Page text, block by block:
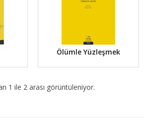
Ölümle Yüzleşmek
1 ile 2 arası görüntüleniyor.